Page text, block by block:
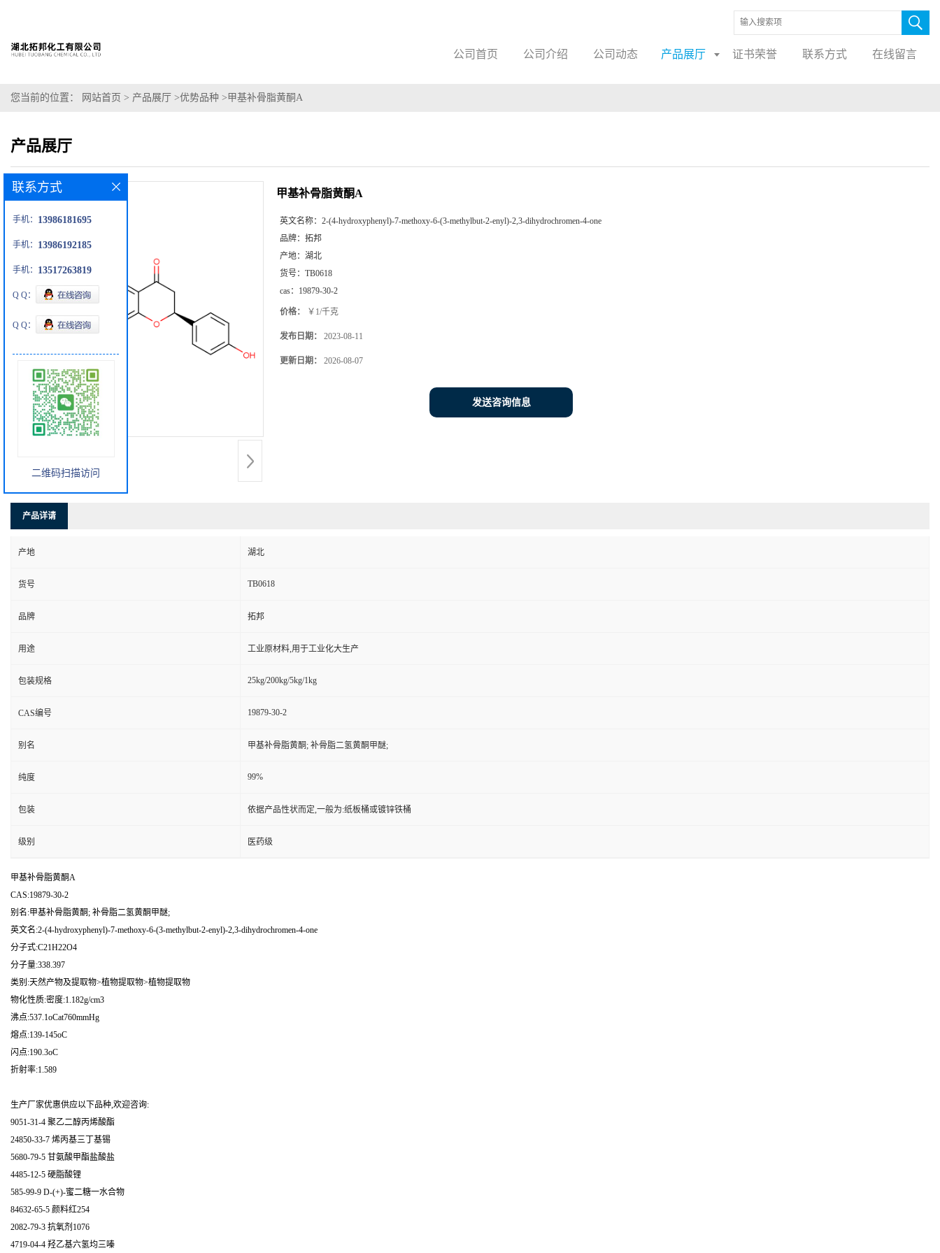
公司首页 公司介绍 公司动态 产品展厅 证书荣誉 联系方式 在线留言
您当前的位置： 网站首页 > 产品展厅 >优势品种 >甲基补骨脂黄酮A
产品展厅
甲基补骨脂黄酮A
英文名称： 2-(4-hydroxyphenyl)-7-methoxy-6-(3-methylbut-2-enyl)-2,3-dihydrochromen-4-one
品牌： 拓邦
产地： 湖北
货号： TB0618
cas： 19879-30-2
价格： ￥1/千克
发布日期： 2023-08-11
更新日期： 2026-08-07
发送咨询信息
产品详请
产地 湖北
货号 TB0618
品牌 拓邦
用途 工业原材料,用于工业化大生产
包装规格 25kg/200kg/5kg/1kg
CAS编号 19879-30-2
别名 甲基补骨脂黄酮; 补骨脂二氢黄酮甲醚;
纯度 99%
包装 依据产品性状而定,一般为:纸板桶或镀锌铁桶
级别 医药级
甲基补骨脂黄酮A
CAS:19879-30-2
别名:甲基补骨脂黄酮; 补骨脂二氢黄酮甲醚;
英文名:2-(4-hydroxyphenyl)-7-methoxy-6-(3-methylbut-2-enyl)-2,3-dihydrochromen-4-one
分子式:C21H22O4
分子量:338.397
类别:天然产物及提取物>植物提取物>植物提取物
物化性质:密度:1.182g/cm3
沸点:537.1oCat760mmHg
熔点:139-145oC
闪点:190.3oC
折射率:1.589
生产厂家优惠供应以下品种,欢迎咨询:
9051-31-4 聚乙二醇丙烯酸酯
24850-33-7 烯丙基三丁基锡
5680-79-5 甘氨酸甲酯盐酸盐
4485-12-5 硬脂酸锂
585-99-9 D-(+)-蜜二糖一水合物
84632-65-5 颜料红254
2082-79-3 抗氧剂1076
4719-04-4 羟乙基六氢均三嗪
联系方式
手机： 13986181695
手机： 13986192185
手机： 13517263819
Q Q：
Q Q：
二维码扫描访问